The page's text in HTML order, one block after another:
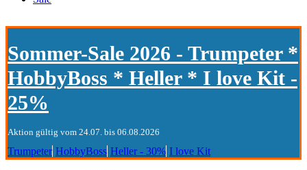
Sommer-Sale 2026 - Trumpeter *
HobbyBoss * Heller * I love Kit -
25%
Aktion gültig vom 24.07. bis 06.08.2026
Trumpeter HobbyBoss Heller - 30% I love Kit